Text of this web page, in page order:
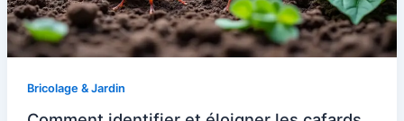
Bricolage & Jardin